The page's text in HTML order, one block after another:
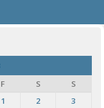
F S
S
1
2
3